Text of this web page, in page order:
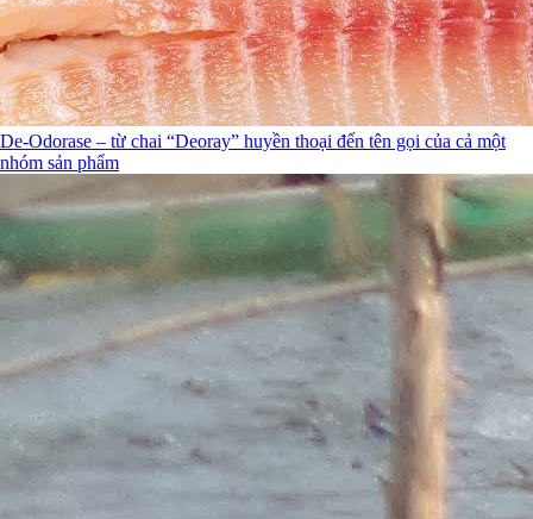
De-Odorase – từ chai “Deoray” huyền thoại đến tên gọi của cả một
nhóm sản phẩm